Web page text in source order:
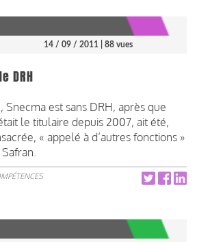
14 / 09 / 2011 | 88 vues
DRH
Snecma est sans DRH, après que
le titulaire depuis 2007, ait été,
« appelé à d’autres fonctions »